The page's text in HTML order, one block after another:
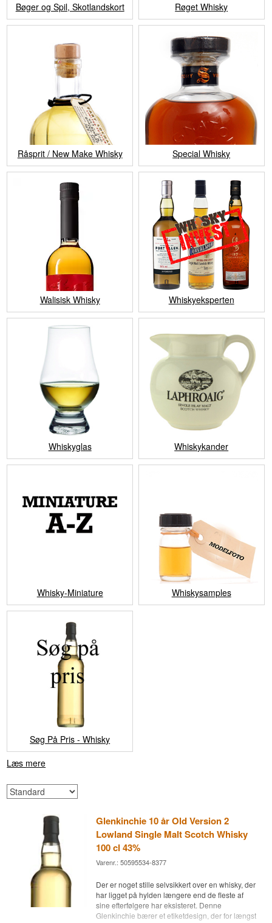
Bøger og Spil, Skotlandskort Røget Whisky
Råsprit / New Make Whisky Special Whisky
Walisisk Whisky Whiskyeksperten
Whiskyglas Whiskykander
Whisky-Miniature Whiskysamples
Søg På Pris - Whisky
Læs mere
Glenkinchie 10 år Old Version 2
Lowland Single Malt Scotch Whisky
100 cl 43%
Varenr.: 50595534-8377
Der er noget stille selvsikkert over en whisky, der
har ligget på hylden længere end de fleste af
sine efterfølgere har eksisteret. Denne
Glenkinchie bærer et etiketdesign, der for længst